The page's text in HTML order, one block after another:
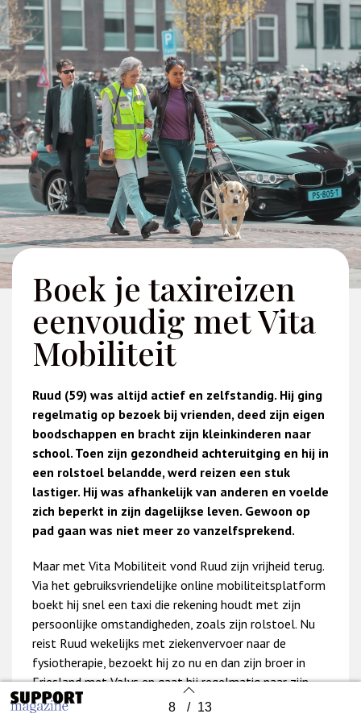
Back to index 8 / 13
Boek je taxireizen
eenvoudig met Vita
Mobiliteit
Ruud (59) was altijd actief en zelfstandig. Hij ging
regelmatig op bezoek bij vrienden, deed zijn eigen
boodschappen en bracht zijn kleinkinderen naar
school. Toen zijn gezondheid achteruitging en hij in
een rolstoel belandde, werd reizen een stuk
lastiger. Hij was afhankelijk van anderen en voelde
zich beperkt in zijn dagelijkse leven. Gewoon op
pad gaan was niet meer zo vanzelfsprekend.
Maar met Vita Mobiliteit vond Ruud zijn vrijheid terug.
Via het gebruiksvriendelijke online mobiliteitsplatform
boekt hij snel een taxi die rekening houdt met zijn
persoonlijke omstandigheden, zoals zijn rolstoel. Nu
reist Ruud wekelijks met ziekenvervoer naar de
fysiotherapie, bezoekt hij zo nu en dan zijn broer in
Friesland met Valys en gaat hij regelmatig naar zijn
dochter met het Wmo-vervoer.